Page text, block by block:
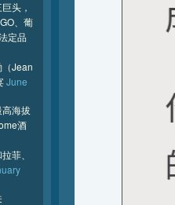
头，
、葡
定品
Jean
June
海拔
酒
菲、